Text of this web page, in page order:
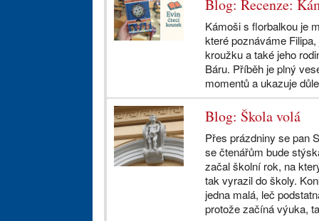
Blog: Recenze:
Kámoši s florbalkou je
které poznáváme
kroužku a také jeho
Báru. Příběh je plný
momentů a ukazuje
Blog: Škola volá
Přes prázdniny se pan
se čtenářům bude
začal školní rok, na
tak vyrazil do školy.
jedna malá, leč
protože začíná výuka,